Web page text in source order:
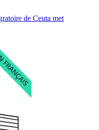
de Ceuta met